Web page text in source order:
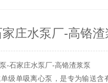
庄水泵厂-高铬渣
-石家庄水泵厂-高铬渣浆泵
级单吸离心泵，是专为输送含